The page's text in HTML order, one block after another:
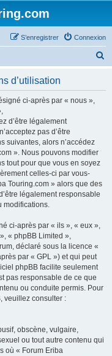
Connexion
S’enregistrer
d’utilisation
ci-après par « nous »,
d’être légalement
pas d’être
suivantes, alors n’accédez
». Nous pouvons modifier
tout pour que vous en soyez
celles-ci par vous-
Touring.com » alors que des
légalement responsable
modifications.
ci-après par « ils », « eux »,
« phpBB Limited »,
déclaré sous la licence «
par « GPL ») et qui peut
phpBB facilite seulement
pas responsable de ce que
ou conduite permis. Pour
veuillez consulter :
obscène, vulgaire,
ou tout autre contenu qui
où « Forum Eriba